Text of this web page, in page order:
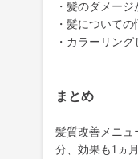
・髪のダメー
・髪について
・カラーリン
まとめ
髪質改善メニュ
分、効果も1ヵ